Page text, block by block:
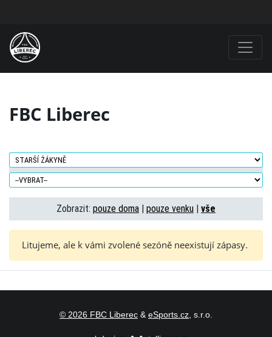
FBC Liberec
Zobrazit: pouze doma | pouze venku | vše
Litujeme, ale k vámi zvolené sezóně neexistují zápasy.
© 2026 FBC Liberec & eSports.cz , s.r.o.